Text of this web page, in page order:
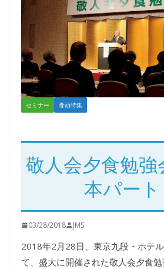
セミナー 巻頭特集
敬人会夕食勉強
本パー
03/28/2018 JMS
2018年2月28日、東京九段・ホテ
て、盛大に開催された敬人会夕食勉